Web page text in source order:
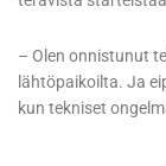
– Olen onnistunut
lähtöpaikoilta. Ja
kun tekniset